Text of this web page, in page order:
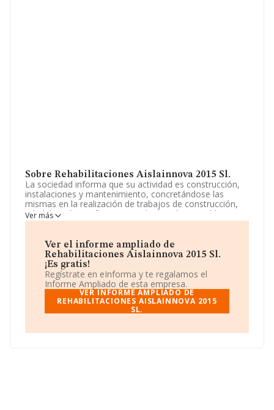
Sobre Rehabilitaciones Aislainnova 2015 Sl.
La sociedad informa que su actividad es construcción,
instalaciones y mantenimiento, concretándose las
mismas en la realización de trabajos de construcción,
rehabilitación y reforma en todo tipo de inmuebles,
equipamientos e infraestructuras de uso civil y privado.
corresponde a 4101 con código '%cnae%'. La empresa
no tiene actividad en mercados exteriores.
El número de empleados ha sido el mismo con respecto
al 2019 y teniendo en cuenta la información disponible
en INFORMA, ha dispuesto de un número de
empleados por debajo de la media de sector.
Ver más
Ver el informe ampliado de
Rehabilitaciones Aislainnova 2015 Sl.
¡Es gratis!
Regístrate en eInforma y te regalamos el
Informe Ampliado de esta empresa.
VER INFORME AMPLIADO DE
REHABILITACIONES AISLAINNOVA 2015
SL.